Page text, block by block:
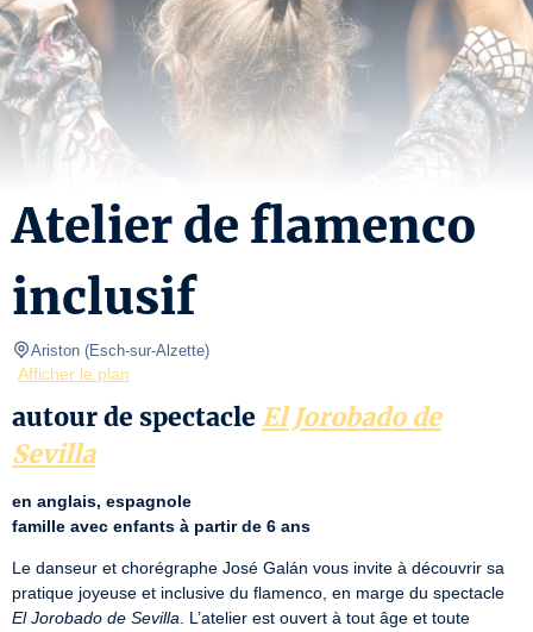
Atelier de flamenco
inclusif
Ariston (Esch-sur-Alzette)
Afficher le plan
autour de spectacle El Jorobado de
Sevilla
en anglais, espagnole
famille avec enfants à partir de 6 ans
Le danseur et chorégraphe José Galán vous invite à découvrir sa
El Jorobado de Sevilla . L’atelier est ouvert à tout âge et toute